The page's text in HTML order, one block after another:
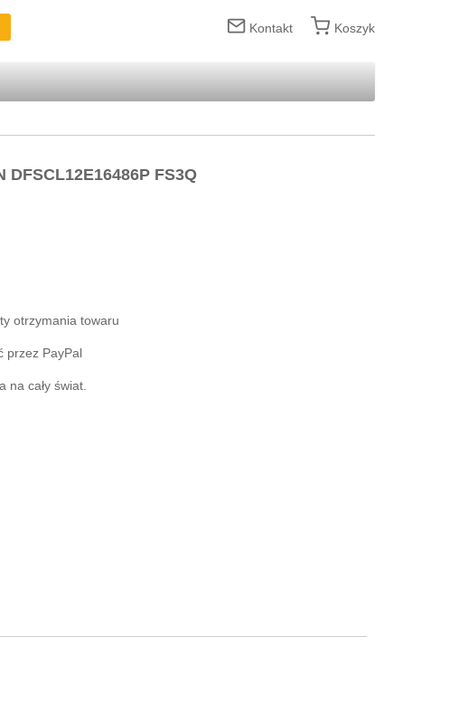
Kontakt Koszyk
FS3Q
otrzymania towaru
przez PayPal
na cały świat.